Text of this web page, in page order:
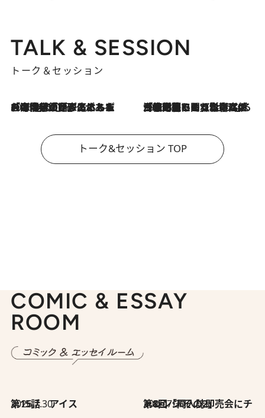
TALK & SESSION
トーク＆セッション
2026.8.3
「今後値上げがあるとすれば…」「リスクがあるのは今年の冬」エネルギー専門家が語る、ホルムズ海峡封鎖が家庭にもたらす“ある心配” 2026.8.3
「住宅建てられない…」「サーチャージ料の高値が続いている」ホルムズ海峡封鎖による影響はいつまで続く？《エネルギー専門家に聞く“どうなる日本の暮らし”》
トーク&セッション TOP
COMIC & ESSAY
ROOM
2026.7.30
第15話 アイス 2026.7.30
第8回「同人誌即売会にチャレンジ その2」